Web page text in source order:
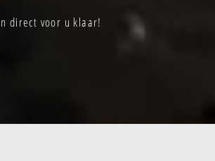
direct voor u klaar!